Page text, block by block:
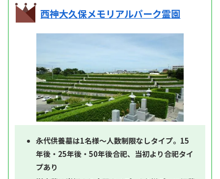
西神大久保メモリアルパーク霊園
永代供養墓は1名様～人数制限なしタイプ。15
年後・25年後・50年後合祀、当初より合祀タイ
プあり